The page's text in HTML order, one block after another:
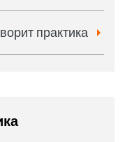
практика